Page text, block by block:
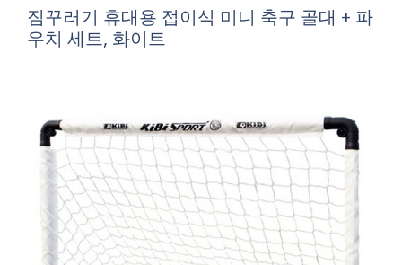
짐꾸러기 휴대용 접이식 미니 축구 골대 + 파
우치 세트, 화이트